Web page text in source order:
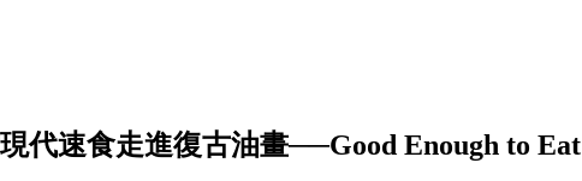
代速食走進復古油畫──Good Enough to Eat